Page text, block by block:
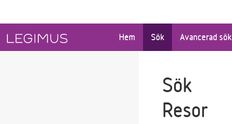
Hem Sök Avancerad sök
Sök
Resor